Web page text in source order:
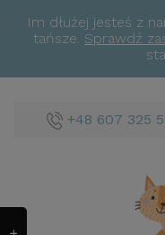
Im dłużej jesteś z
tańsze. Sprawdź
+48 607 325